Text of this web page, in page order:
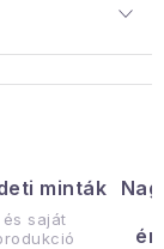
minták
és saját